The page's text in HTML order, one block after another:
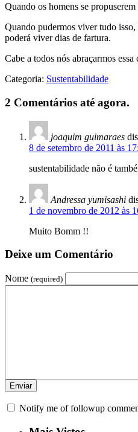
Quando os homens se
Quando pudermos viver tudo isso,
poderá viver dias de fartura.
Cabe a todos nós abraçarmos essa
Categoria: Sustentabilidade
2 Comentários até agora.
joaquim guimaraes
8 de setembro de 2011 às
sustentabilidade não é
Andressa yumisashi
1 de novembro de 2012 às
Muito Bomm !!
Deixe um Comentário
Nome (required)
Notify me of followup